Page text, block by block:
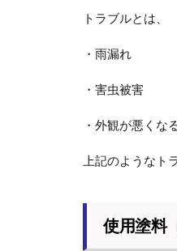
トラブルとは、
・雨漏れ
・害虫被害
・外観が悪くな
上記のようなト
使用塗料